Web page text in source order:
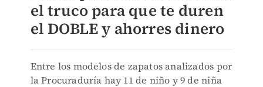
el truco para que te duren
el DOBLE y ahorres dinero
Entre los modelos de zapatos analizados por
la Procuraduría hay 11 de niño y 9 de niña